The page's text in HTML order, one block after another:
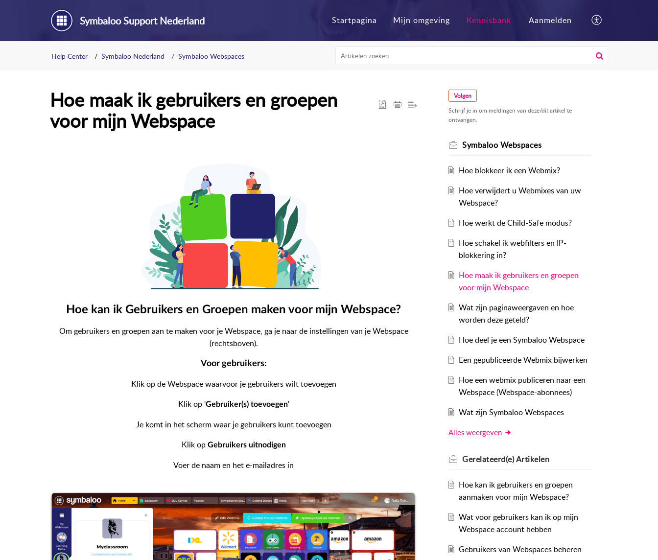
Symbaloo Support Nederland Startpagina Mijn omgeving Kennisbank Aanmelden
Help Center Symbaloo Nederland Symbaloo Webspaces
Hoe maak ik gebruikers en groepen
voor mijn Webspace
Hoe kan ik Gebruikers en Groepen maken voor mijn Webspace?
Om gebruikers en groepen aan te maken voor je Webspace, ga je naar de instellingen van je Webspace
(rechtsboven).
Voor gebruikers:
Klik op de Webspace waarvoor je gebruikers wilt toevoegen
Klik op 'Gebruiker(s) toevoegen'
Je komt in het scherm waar je gebruikers kunt toevoegen
Klik op Gebruikers uitnodigen
Voer de naam en het e-mailadres in
Volgen
Schrijf je in om meldingen van deze/dit artikel te
ontvangen.
Symbaloo Webspaces
Hoe blokkeer ik een Webmix?
Hoe verwijdert u Webmixes van uw
Webspace?
Hoe werkt de Child-Safe modus?
Hoe schakel ik webfilters en IP-
blokkering in?
Hoe maak ik gebruikers en groepen
voor mijn Webspace
Wat zijn paginaweergaven en hoe
worden deze geteld?
Hoe deel je een Symbaloo Webspace
Een gepubliceerde Webmix bijwerken
Hoe een webmix publiceren naar een
Webspace (Webspace-abonnees)
Wat zijn Symbaloo Webspaces
Alles weergeven
Gerelateerd(e)Artikelen
Hoe kan ik gebruikers en groepen
aanmaken voor mijn Webspace?
Wat voor gebruikers kan ik op mijn
Webspace account hebben
Gebruikers van Webspaces beheren